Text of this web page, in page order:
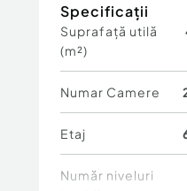
LOCALIZARE ȘI
– Metrou
– Parcul IOR:
– ParkLake Mall:
– Acces rapid
învățământ,
DESPRE IMOBIL:
Specificații
Suprafață utilă
(m²)
Numar Camere
Etaj
Număr niveluri